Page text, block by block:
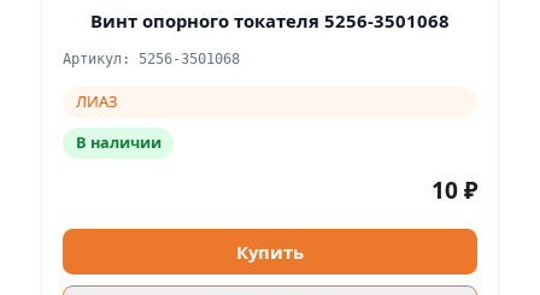
Винт опорного токателя 5256-3501068
Артикул: 5256-3501068
ЛИАЗ
В наличии
10 ₽
Купить